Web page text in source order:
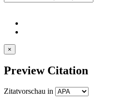
×
Preview Citation
Zitatvorschau in